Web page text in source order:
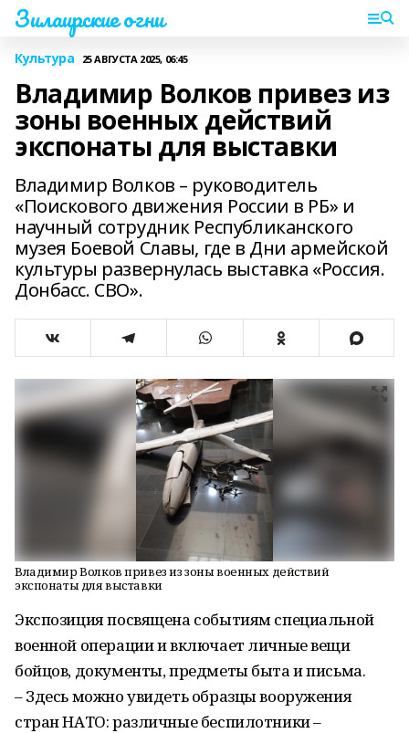
Зилаирские огни
Культура 25 АВГУСТА 2025, 06:45
Владимир Волков привез из
зоны военных действий
экспонаты для выставки
Владимир Волков – руководитель
«Поискового движения России в РБ» и
научный сотрудник Республиканского
музея Боевой Славы, где в Дни армейской
культуры развернулась выставка «Россия.
Донбасс. СВО».
Владимир Волков привез из зоны военных действий
экспонаты для выставки
Экспозиция посвящена событиям специальной
военной операции и включает личные вещи
бойцов, документы, предметы быта и письма.
– Здесь можно увидеть образцы вооружения
стран НАТО: различные беспилотники –